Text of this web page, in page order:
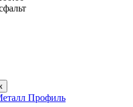
Профиль